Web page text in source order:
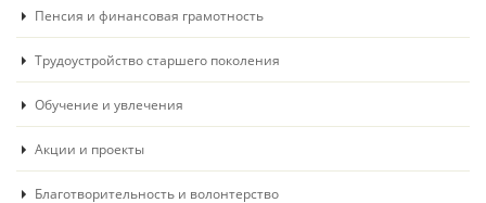
Пенсия и финансовая грамотность
Трудоустройство старшего поколения
Обучение и увлечения
Акции и проекты
Благотворительность и волонтерство